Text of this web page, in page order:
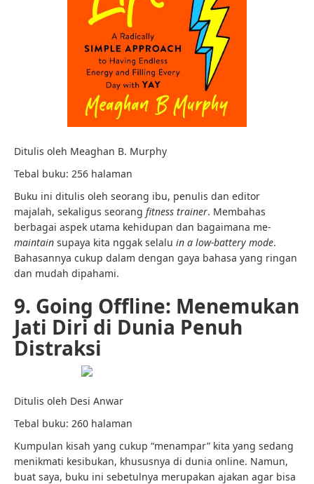
Ditulis oleh Meaghan B. Murphy
Tebal buku: 256 halaman
Buku ini ditulis oleh seorang ibu, penulis dan editor
majalah, sekaligus seorang fitness trainer. Membahas
berbagai aspek utama kehidupan dan bagaimana me-
maintain supaya kita nggak selalu in a low-battery mode.
Bahasannya cukup dalam dengan gaya bahasa yang ringan
dan mudah dipahami.
9. Going Offline: Menemukan
Jati Diri di Dunia Penuh
Distraksi
Ditulis oleh Desi Anwar
Tebal buku: 260 halaman
Kumpulan kisah yang cukup “menampar” kita yang sedang
menikmati kesibukan, khususnya di dunia online. Namun,
buat saya, buku ini sebetulnya merupakan ajakan agar bisa